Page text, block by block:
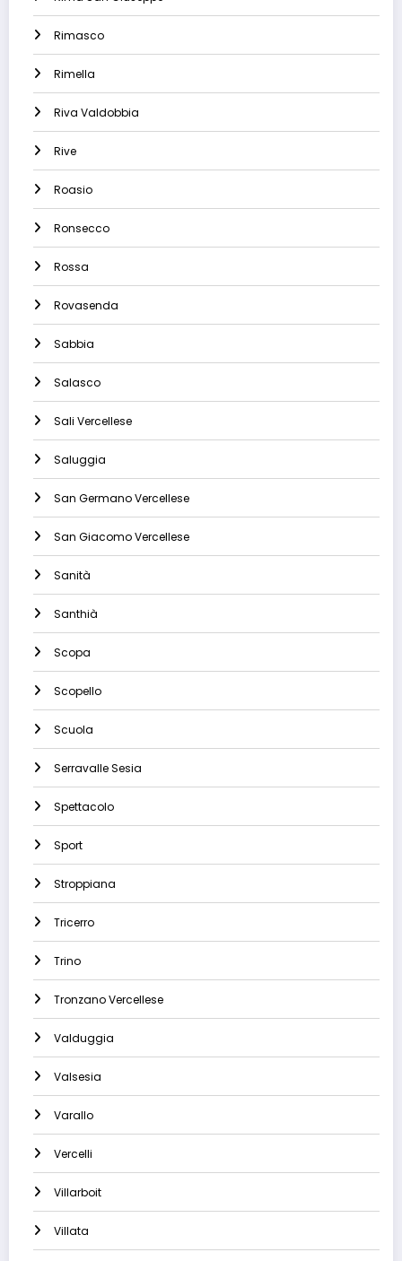
Rimasco
Rimella
Riva Valdobbia
Rive
Roasio
Ronsecco
Rossa
Rovasenda
Sabbia
Salasco
Sali Vercellese
Saluggia
San Germano Vercellese
San Giacomo Vercellese
Sanità
Santhià
Scopa
Scopello
Scuola
Serravalle Sesia
Spettacolo
Sport
Stroppiana
Tricerro
Trino
Tronzano Vercellese
Valduggia
Valsesia
Varallo
Vercelli
Villarboit
Villata